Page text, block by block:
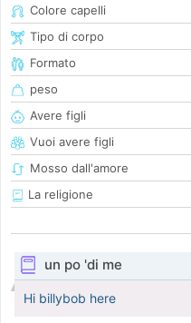
Colore capelli
Tipo di corpo
Formato
peso
Avere figli
Vuoi avere figli
Mosso dall'amore
La religione
un po 'di me
Hi billybob here